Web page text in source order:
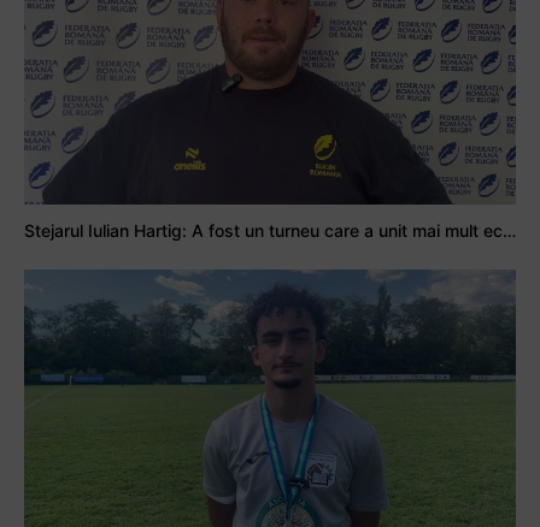
Stejarul Iulian Hartig: A fost un turneu care a unit mai mult echipa